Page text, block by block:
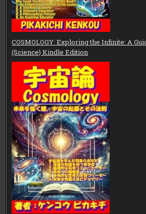
COSMOLOGY: Exploring the Infinite: A
(Science) Kindle Edition